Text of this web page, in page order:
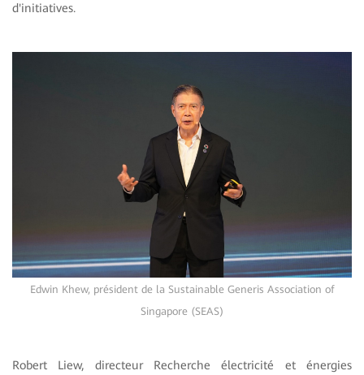
d'initiatives.
Edwin Khew, président de la Sustainable Generis Association of
Singapore (SEAS)
Robert Liew, directeur Recherche électricité et énergies